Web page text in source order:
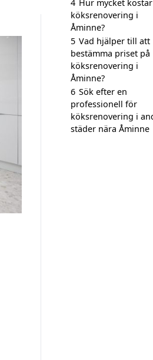
4 Hur mycket kostar
köksrenovering i
Åminne?
5 Vad hjälper till att
bestämma priset på
köksrenovering i
Åminne?
6 Sök efter en
professionell för
köksrenovering i
städer nära Åminne